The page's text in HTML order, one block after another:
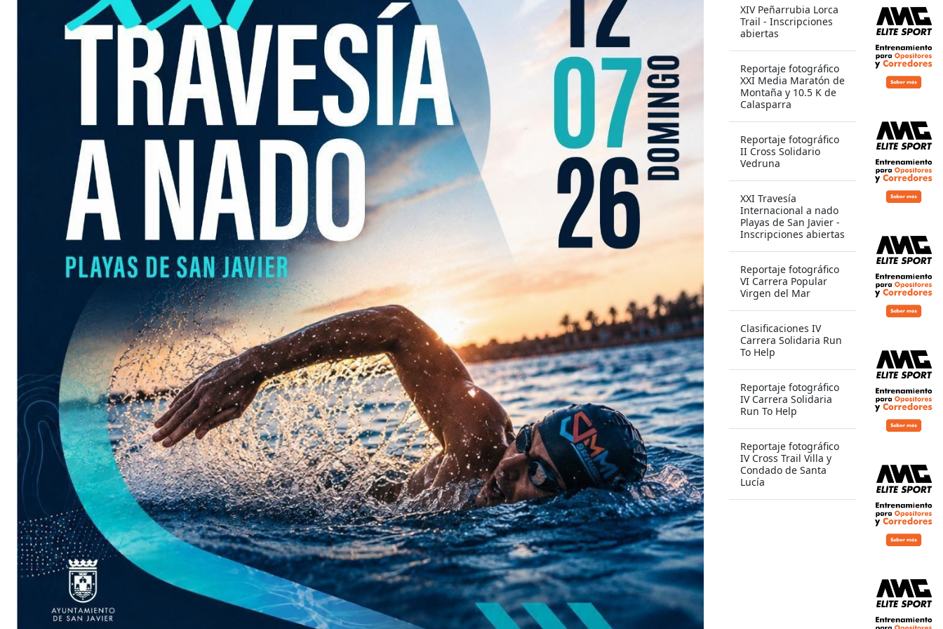
Una jornada deportiva perfecta para disfrutar del mar, la competición y el
ambiente de una travesía ya consolidada dentro del calendario regional.
¡Prepárate para lanzarte al agua y vivir la emoción de la XXI Travesía Playas de San
Javier!
XIV Peñarrubia Lorca
Trail - Inscripciones
abiertas
Reportaje fotográfico
XXI Media Maratón de
Montaña y 10.5 K de
Calasparra
Reportaje fotográfico
II Cross Solidario
Vedruna
XXI Travesía
Internacional a nado
Playas de San Javier -
Inscripciones abiertas
Reportaje fotográfico
VI Carrera Popular
Virgen del Mar
Clasificaciones IV
Carrera Solidaria Run
To Help
Reportaje fotográfico
IV Carrera Solidaria
Run To Help
Reportaje fotográfico
IV Cross Trail Villa y
Condado de Santa
Lucía